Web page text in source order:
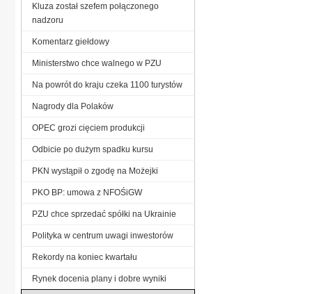
Kluza został szefem połączonego
nadzoru
Komentarz giełdowy
Ministerstwo chce walnego w PZU
Na powrót do kraju czeka 1100 turystów
Nagrody dla Polaków
OPEC grozi cięciem produkcji
Odbicie po dużym spadku kursu
PKN wystąpił o zgodę na Możejki
PKO BP: umowa z NFOŚiGW
PZU chce sprzedać spółki na Ukrainie
Polityka w centrum uwagi inwestorów
Rekordy na koniec kwartału
Rynek docenia plany i dobre wyniki